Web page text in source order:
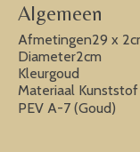
Algemeen
Afmetingen29 x
Diameter2cm
Kleurgoud
Materiaal Kunststof
PEV A-7 (Goud)